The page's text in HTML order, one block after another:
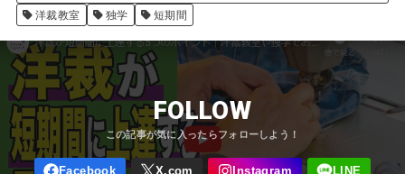
洋裁教室
独学 短期間
FOLLOW